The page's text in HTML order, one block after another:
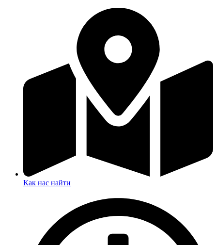
Как нас найти